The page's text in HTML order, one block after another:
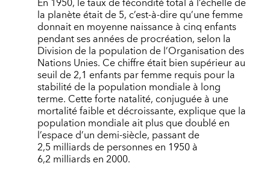
la planète était de 5, c’est-à-dire qu’une femme
donnait en moyenne naissance à cinq enfants
pendant ses années de procréation, selon la
Division de la population de l’Organisation des
Nations Unies. Ce chiffre était bien supérieur au
seuil de 2,1 enfants par femme requis pour la
stabilité de la population mondiale à long
terme. Cette forte natalité, conjuguée à une
mortalité faible et décroissante, explique que la
population mondiale ait plus que doublé en
l’espace d’un demi-siècle, passant de
2,5 milliards de personnes en 1950 à
6,2 milliards en 2000.